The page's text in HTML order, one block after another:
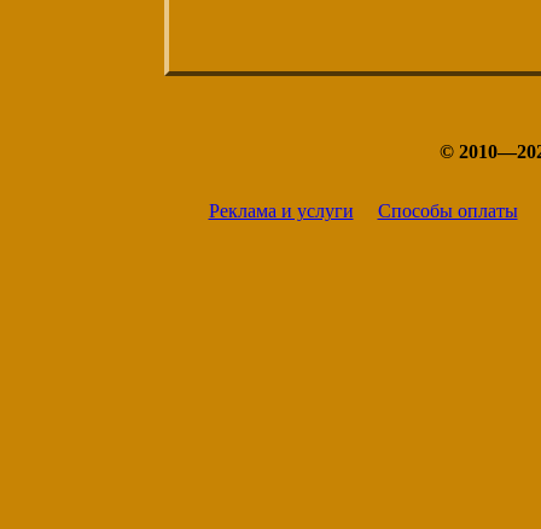
©
Реклама и услуги Способы оплаты